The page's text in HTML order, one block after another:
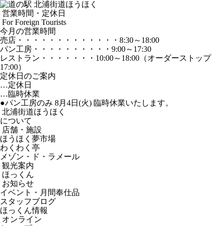
営業時間・定休日
For Foreign Tourists
今月の営業時間
売店 ・・・・・・・・・・・・・ 8:30～18:00
パン工房 ・・・・・・・・・・ 9:00～17:30
レストラン ・・・・・・・ 10:00～18:00 （オーダーストップ
17:00）
定休日のご案内
…定休日
…臨時休業
●パン工房のみ 8月4日(火) 臨時休業いたします。
北浦街道ほうほく
について
店舗・施設
ほうほく夢市場
わくわく亭
メゾン・ド・ラメール
観光案内
ほっくん
お知らせ
イベント・月間奉仕品
スタッフブログ
ほっくん情報
オンライン